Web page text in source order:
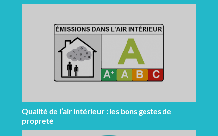
Qualité de l’air intérieur : les bons gestes de
propreté